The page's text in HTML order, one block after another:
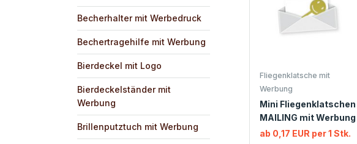
Becherhalter mit Werbedruck
Bechertragehilfe mit Werbung
Bierdeckel mit Logo
Bierdeckelständer mit
Werbung
Brillenputztuch mit Werbung
Fliegenklatsche mit
Werbung
Mini Fliegenklatschen
MAILING mit Werbung
ab 0,17 EUR per 1 Stk.